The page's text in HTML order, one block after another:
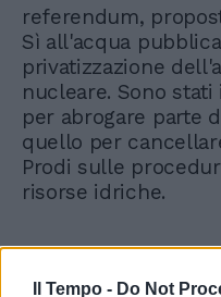
Il Tempo - Do Not
referendum,
Sì all'acqua
privatizzazione
nucleare. Sono
per abrogare parte
quello per
Prodi sulle
risorse idriche.